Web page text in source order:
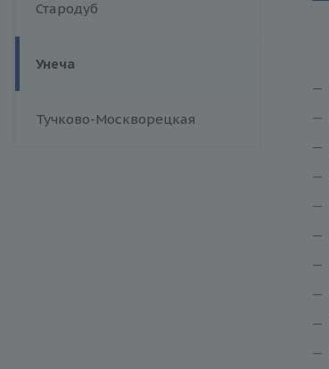
Стародуб
Унеча
Тучково-Москворецкая